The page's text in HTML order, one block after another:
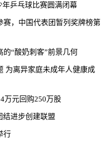
年乒乓球比赛圆满闭幕
赛，中国代表团暂列奖牌榜第
“酸奶刺客”前景几何
万元回购250万股
结进步创建联盟
行